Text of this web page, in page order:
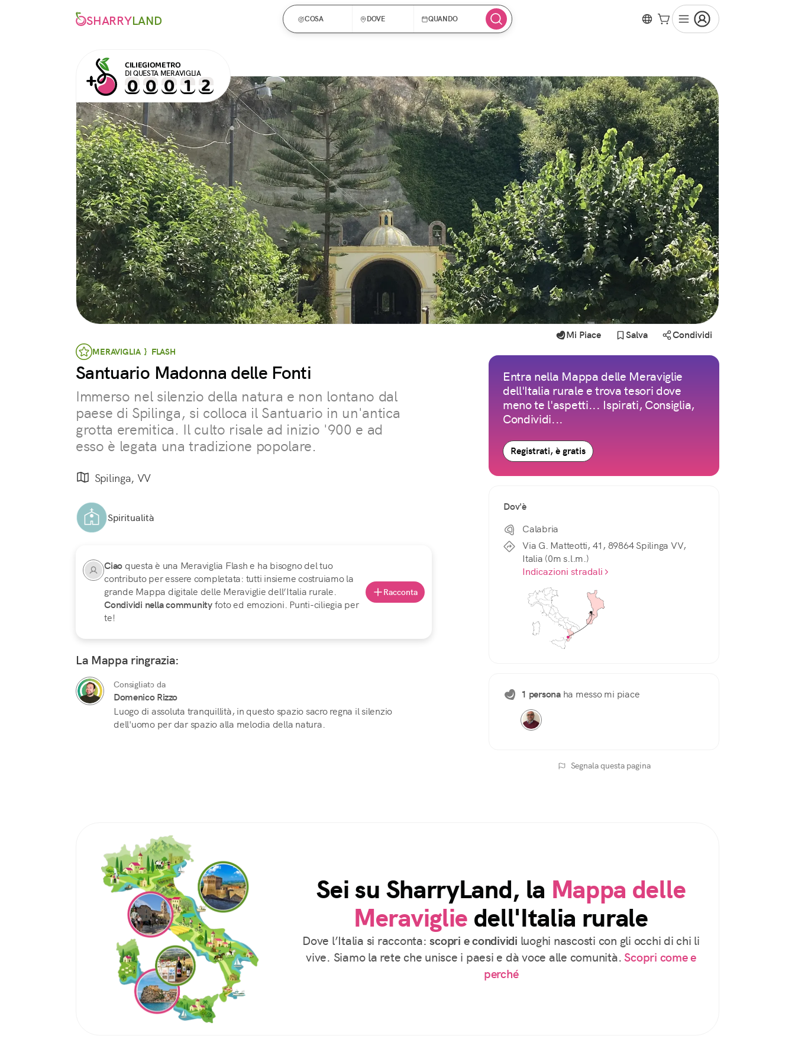
SHARRYLAND COSA DOVE QUANDO
CILIEGIOMETRO
DI QUESTA MERAVIGLIA
MERAVIGLIA } FLASH
Santuario Madonna delle Fonti
Immerso nel silenzio della natura e non lontano dal
paese di Spilinga, si colloca il Santuario in un'antica
grotta eremitica. Il culto risale ad inizio '900 e ad
esso è legata una tradizione popolare.
Spilinga, VV
Spiritualità
Ciao questa è una Meraviglia Flash e ha bisogno del tuo
contributo per essere completata: tutti insieme costruiamo la
grande Mappa digitale delle Meraviglie dell’Italia rurale.
Condividi nella communityfoto ed emozioni. Punti-ciliegia per
te!
Racconta
La Mappa ringrazia:
Consigliato da
Domenico Rizzo
Luogo di assoluta tranquillità, in questo spazio sacro regna il silenzio
dell'uomo per dar spazio alla melodia della natura.
Mi Piace Salva Condividi
Entra nella Mappa delle Meraviglie
dell'Italia rurale e trova tesori dove
meno te l'aspetti... Ispirati, Consiglia,
Condividi...
Registrati, è gratis
Dov'è
Calabria
Via G. Matteotti, 41, 89864 Spilinga VV,
Italia (0m s.l.m.)
Indicazioni stradali
1 personaha messo mi piace
Segnala questa pagina
Sei su SharryLand, la Mappa delle
Meraviglie dell'Italia rurale
Dove l’Italia si racconta:scopri e condividi luoghi nascosti con gli occhi di chi li
vive. Siamo la rete che unisce i paesi e dà voce alle comunità. Scopri come e
perché